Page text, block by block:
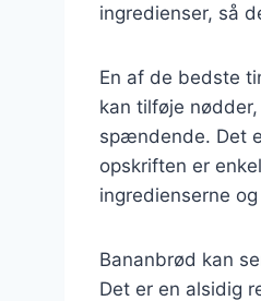
ingredienser, så
En af de bedste
kan tilføje
spændende. Det
opskriften er
ingredienserne
Bananbrød kan
Det er en alsidig